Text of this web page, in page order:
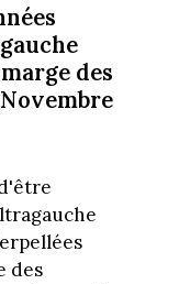
des
des